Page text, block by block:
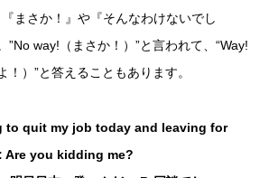
まさか！』や『そんなわけないでし
”No way!（まさか！）”と言われて、“Way!
！）”と答えることもあります。
to quit my job today and leaving for
Are you kidding me?